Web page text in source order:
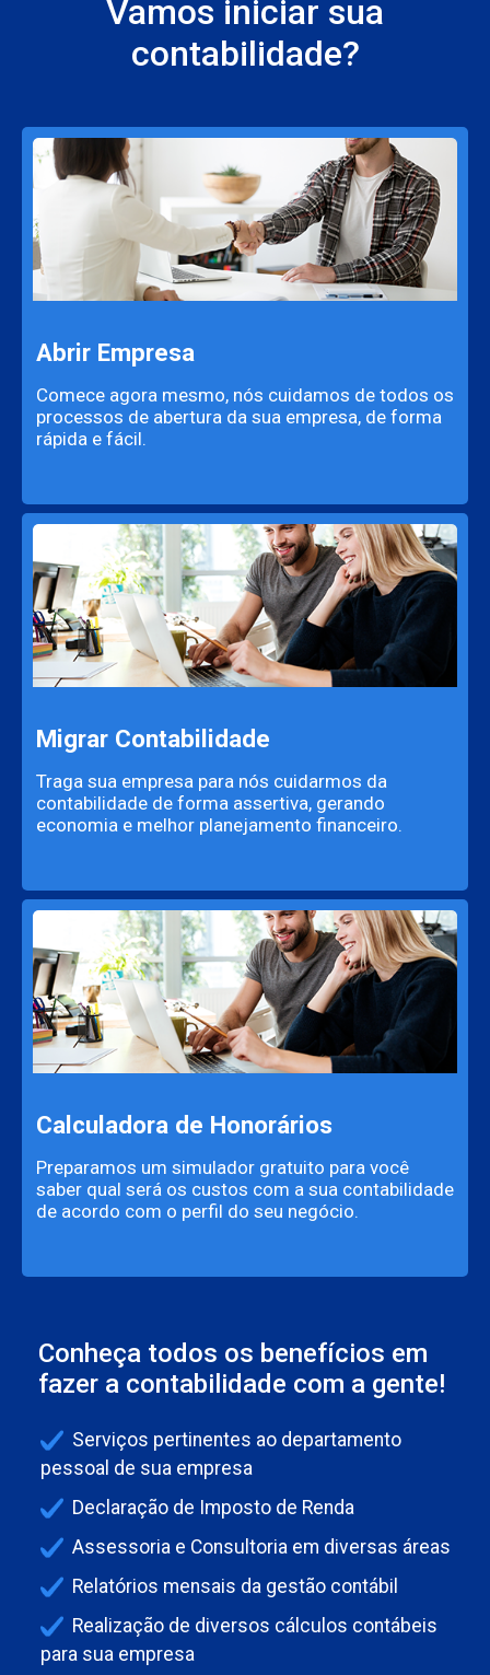
Vamos iniciar sua
contabilidade?
Abrir Empresa
Comece agora mesmo, nós cuidamos de todos os
processos de abertura da sua empresa, de forma
rápida e fácil.
Migrar Contabilidade
Traga sua empresa para nós cuidarmos da
contabilidade de forma assertiva, gerando
economia e melhor planejamento financeiro.
Calculadora de Honorários
Preparamos um simulador gratuito para você
saber qual será os custos com a sua contabilidade
de acordo com o perfil do seu negócio.
Conheça todos os benefícios em
fazer a contabilidade com a gente!
Serviços pertinentes ao departamento
pessoal de sua empresa
Declaração de Imposto de Renda
Assessoria e Consultoria em diversas áreas
Relatórios mensais da gestão contábil
Realização de diversos cálculos contábeis
para sua empresa